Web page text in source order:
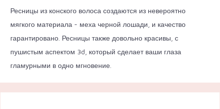
Ресницы из конского волоса создаются из невероятно
мягкого материала - меха черной лошади, и качество
гарантировано. Ресницы также довольно красивы, с
пушистым аспектом 3d, который сделает ваши глаза
гламурными в одно мгновение.